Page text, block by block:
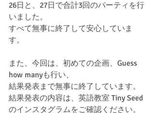
26日と、27日で合計3回のパーティを行
いました。
すべて無事に終了して安心していま
す。
また、今回は、初めての企画、Guess
how manyも行い、
結果発表まで無事に終了しています。
結果発表の内容は、英語教室 Tiny Seed
のインスタグラムをご確認ください。